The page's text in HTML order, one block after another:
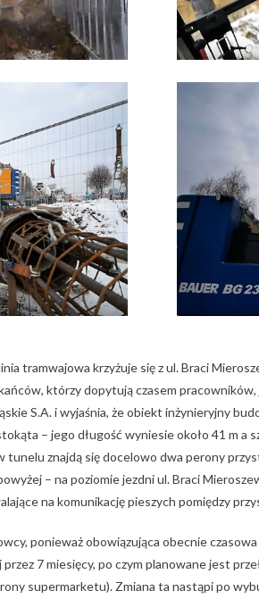
tramwajowa krzyżuje się z ul. Braci
którzy dopytują czasem
S.A. i wyjaśnia, że obiekt inżynieryjny
– jego długość wyniesie około 41 m a
tunelu znajdą się docelowo dwa perony
– na poziomie jezdni ul. Braci
na komunikację pieszych pomiędzy
ponieważ obowiązująca obecnie
7 miesięcy, po czym planowane jest
supermarketu). Zmiana ta nastąpi po